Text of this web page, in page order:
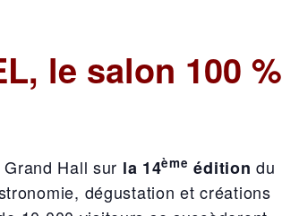
le salon 100 %
Hall sur la 14ème édition du
dégustation et créations